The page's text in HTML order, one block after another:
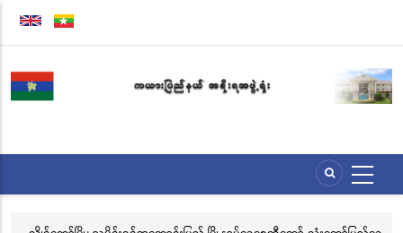
အဓိက
အကြောင်းအရာ
သွား
မည်